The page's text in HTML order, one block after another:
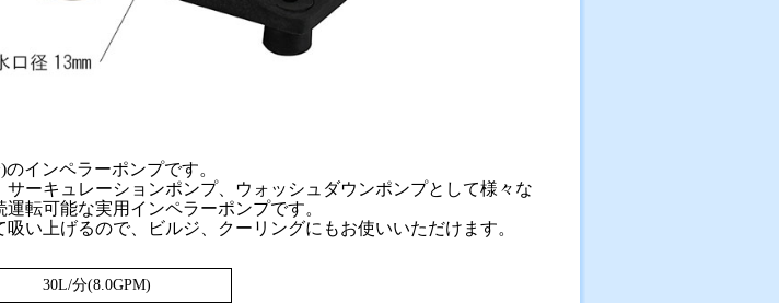
インペラーポンプです。
サーキュレーションポンプ、ウォッシュダウンポンプとして様々な
転可能な実用インペラーポンプです。
い上げるので、ビルジ、クーリングにもお使いいただけます。
30L/分(8.0GPM)